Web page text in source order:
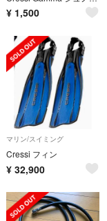
¥ 1,500
マリン/スイミング
Cressi フィン
¥ 32,900